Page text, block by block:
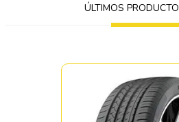
ÚLTIMOS